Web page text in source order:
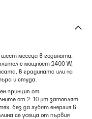
месеца в годината.
с мощност 2400 W,
в градината или на
и студа.
принцип от
от 2–10 μm затоплят
без да губят енергия в
се усеща от първия